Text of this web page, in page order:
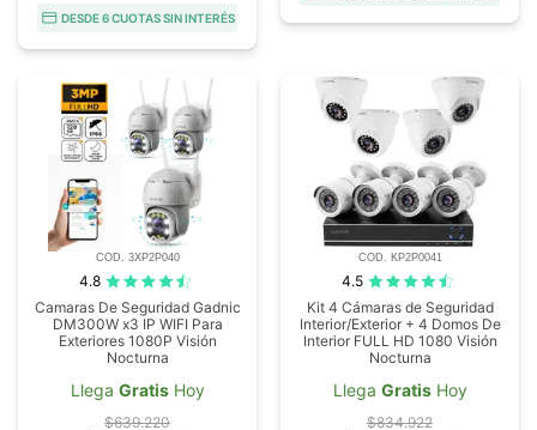
DESDE 6 CUOTAS SIN INTERÉS
COD. 3XP2P040
4.8
Camaras De Seguridad Gadnic
DM300W x3 IP WIFI Para
Exteriores 1080P Visión
Nocturna
Llega GratisHoy
$639.220
COD. KP2P0041
4.5
Kit 4 Cámaras de Seguridad
Interior/Exterior + 4 Domos De
Interior FULL HD 1080 Visión
Nocturna
Llega GratisHoy
$834.922